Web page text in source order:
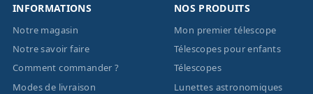
INFORMATIONS
Notre magasin
Notre savoir faire
Comment commander ?
Modes de livraison
NOS PRODUITS
Mon premier télescope
Télescopes pour enfants
Télescopes
Lunettes astronomiques